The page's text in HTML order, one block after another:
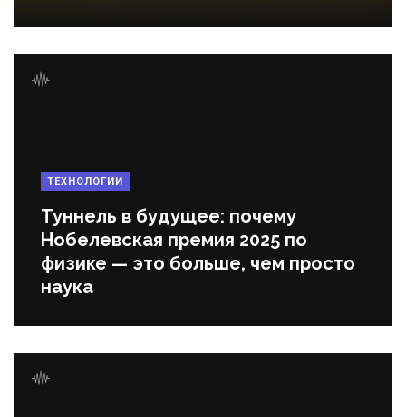
ТЕХНОЛОГИИ
Туннель в будущее: почему
Нобелевская премия 2025 по
физике — это больше, чем просто
наука